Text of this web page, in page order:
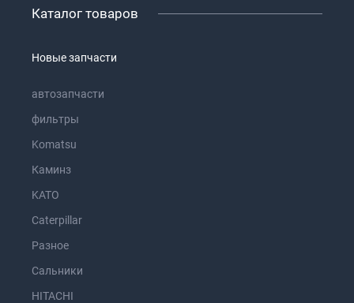
Каталог товаров
Новые запчасти
автозапчасти
фильтры
Komatsu
Каминз
KATO
Caterpillar
Разное
Сальники
HITACHI